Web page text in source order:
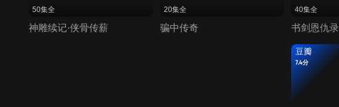
50集全
神雕续记·侠骨传薪
20集全
骗中传奇
40集全
书剑恩仇录
豆瓣
7.4分